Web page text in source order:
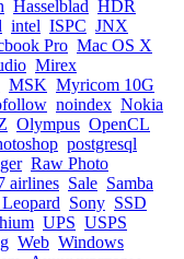
Hasselblad HDR
intel ISPC JNX
Pro Mac OS X
Mirex
MSK Myricom 10G
noindex Nokia
Olympus OpenCL
postgresql
Raw Photo
airlines Sale Samba
Sony SSD
UPS USPS
Web Windows